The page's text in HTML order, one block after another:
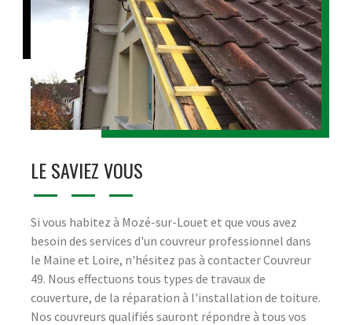
LE SAVIEZ VOUS
Si vous habitez à Mozé-sur-Louet et que vous avez
besoin des services d'un couvreur professionnel dans
le Maine et Loire, n'hésitez pas à contacter Couvreur
49. Nous effectuons tous types de travaux de
couverture, de la réparation à l'installation de toiture.
Nos couvreurs qualifiés sauront répondre à tous vos